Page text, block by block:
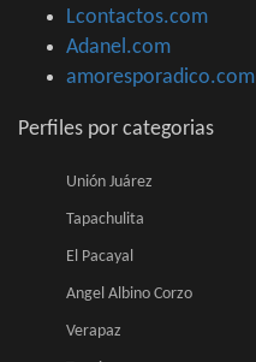
Lcontactos.com
Adanel.com
amoresporadico.com
Perfiles por categorias
Unión Juárez
Tapachulita
El Pacayal
Angel Albino Corzo
Verapaz